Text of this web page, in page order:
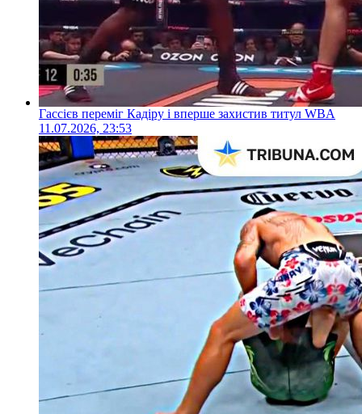
Гассієв переміг Кадіру і вперше захистив титул WBA
11.07.2026, 23:53